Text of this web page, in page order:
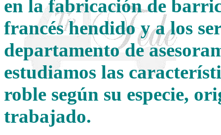
en la fabricación de
francés hendido y a los
departamento de
estudiamos las
roble según su especie,
trabajado.